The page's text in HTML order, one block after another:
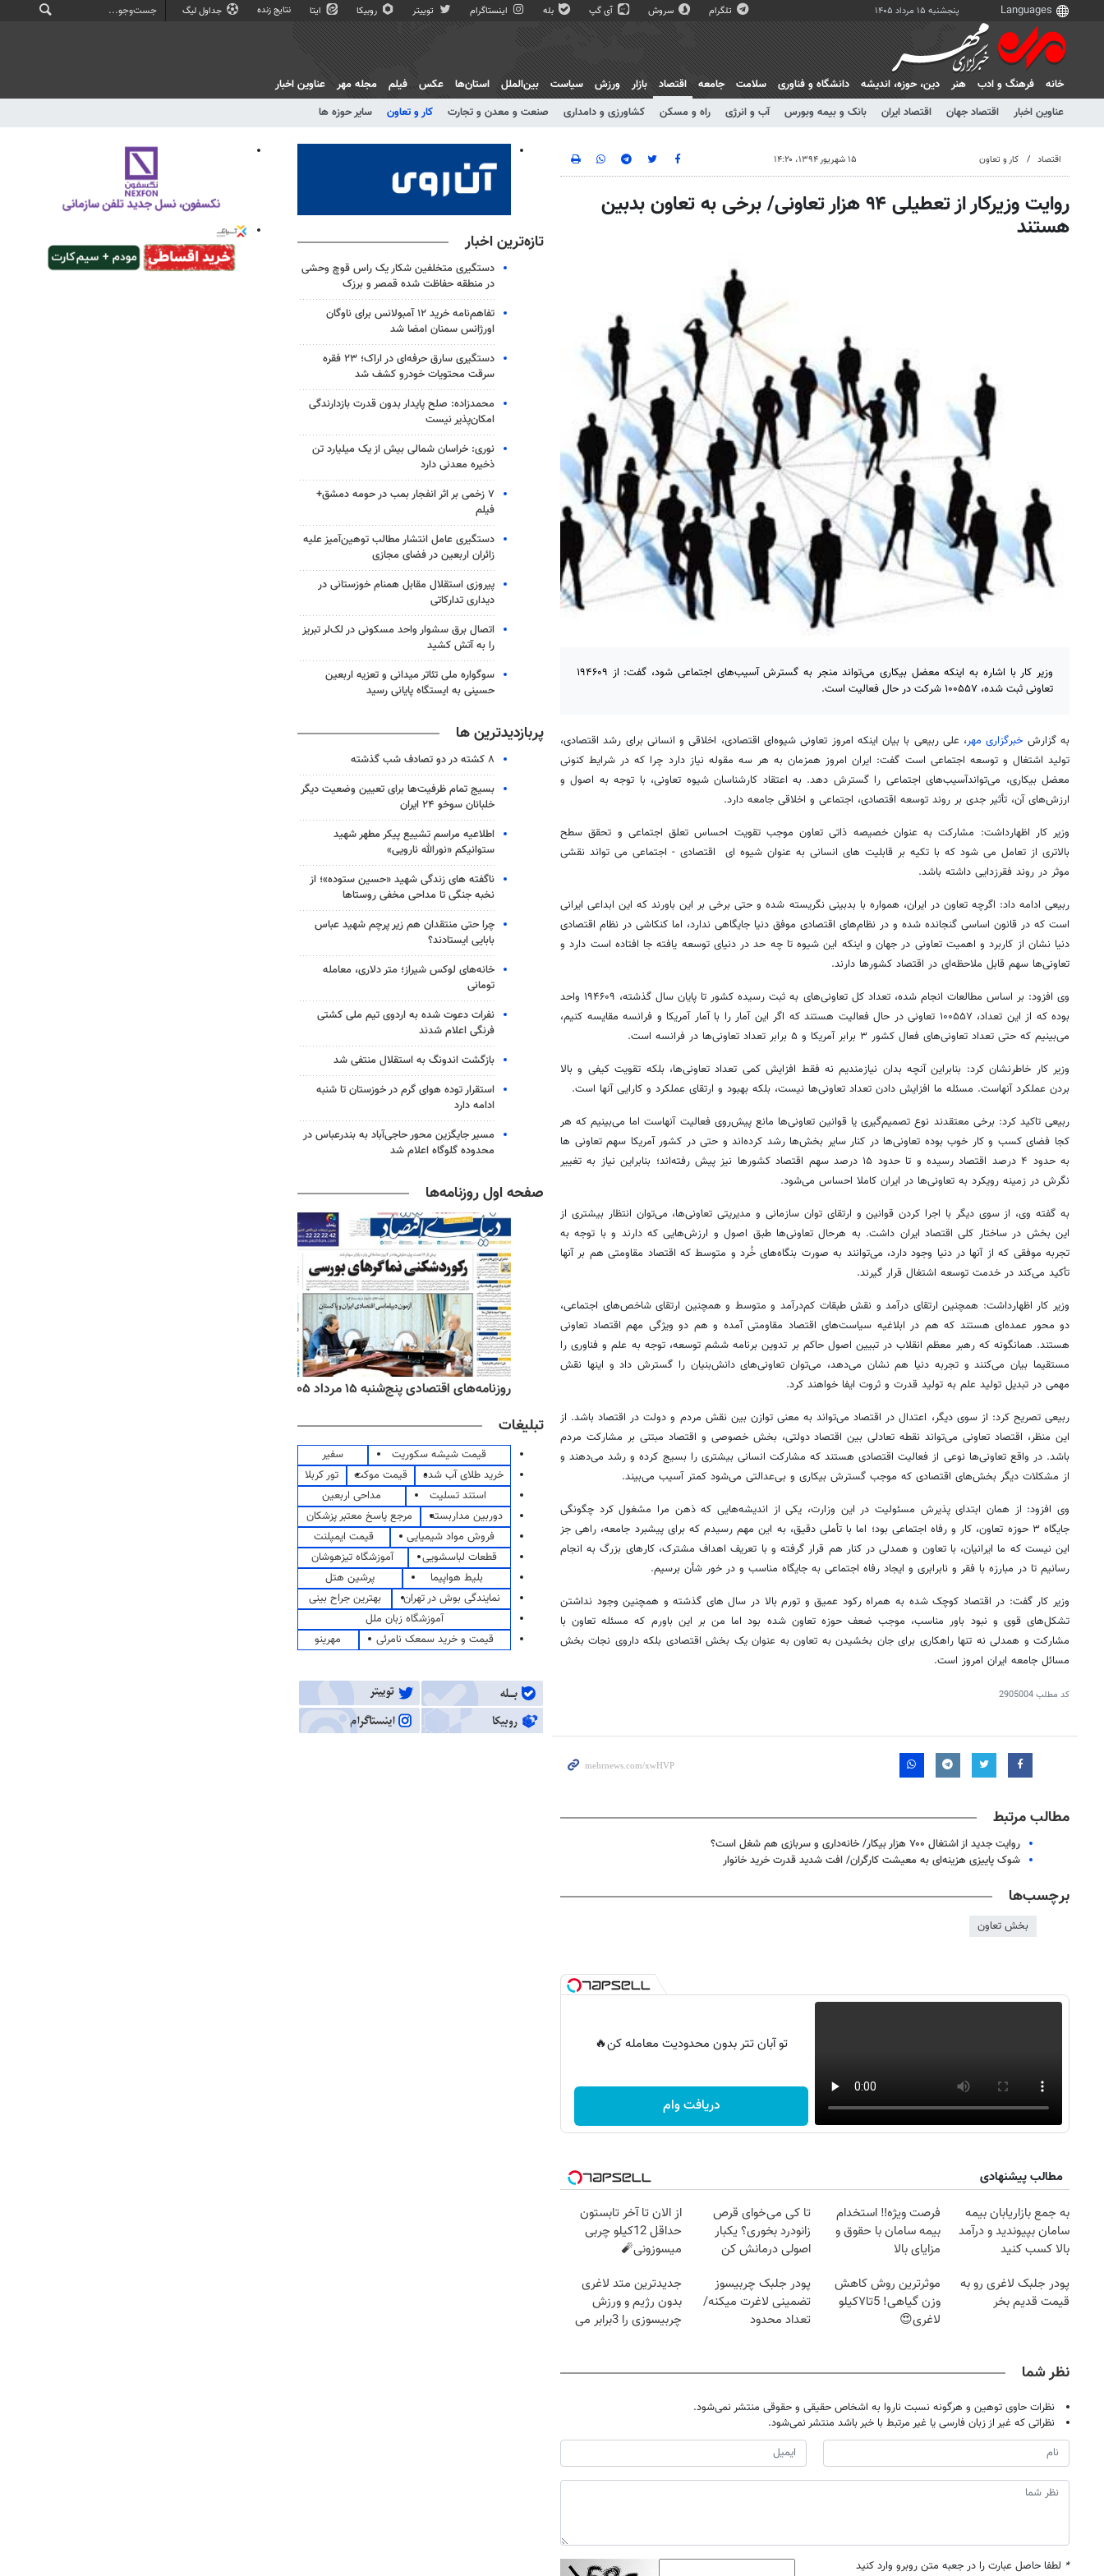
پنجشنبه ۱۵ مرداد ۱۴۰۵ تلگرام سروش آی گپ بله اینستاگرام توییتر روبیکا ایتا نتایج زنده جداول لیگ
خانه فرهنگ و ادب هنر دين، حوزه، انديشه دانشگاه و فناوری سلامت جامعه
اقتصاد
عناوین اخبار
اقتصاد جهان اقتصاد ایران بانک و بیمه وبورس آب و انرژی راه و مسکن کشاورزی و دامداری صنعت و معدن و تجارت کار و تعاون سایر حوزه ها
بازار ورزش سیاست بین‌الملل استان‌ها عکس فیلم مجله مهر عناوین اخبار
اقتصاد کار و تعاون ۱۵ شهریور ۱۳۹۴، ۱۴:۲۰
روایت وزیرکار از تعطیلی ۹۴ هزار تعاونی/ برخی به تعاون بدبین
هستند
وزیر کار با اشاره به اینکه معضل بیکاری می‌تواند منجر به گسترش آسیب‌های اجتماعی شود، گفت: از ۱۹۴۶۰۹
تعاونی ثبت شده، ۱۰۰۵۵۷ شرکت در حال فعالیت است.
به گزارش خبرگزاری مهر، علی ربیعی با بیان اینکه امروز تعاونی شیوه‌ای اقتصادی، اخلاقی و انسانی برای رشد اقتصادی،
تولید اشتغال و توسعه اجتماعی است گفت: ایران امروز همزمان به هر سه مقوله نیاز دارد چرا که در شرایط کنونی
معضل بیکاری، می‌تواندآسیب‌های اجتماعی را گسترش دهد. به اعتقاد کارشناسان شیوه تعاونی، با توجه به اصول و
ارزش‌های آن، تأثیر جدی بر روند توسعه اقتصادی، اجتماعی و اخلاقی جامعه دارد.
وزیر کار اظهارداشت: مشارکت به عنوان خصیصه ذاتی تعاون موجب تقویت احساس تعلق اجتماعی و تحقق سطح
بالاتری از تعامل می شود که با تکیه بر قابلیت های انسانی به عنوان شیوه ای اقتصادی - اجتماعی می تواند نقشی
موثر در روند فقرزدایی داشته باشد.
ربیعی ادامه داد: اگرچه تعاون در ایران، همواره با بدبینی نگریسته شده و حتی برخی بر این باورند که این ابداعی ایرانی
است که در قانون اساسی گنجانده شده و در نظام‌های اقتصادی موفق دنیا جایگاهی ندارد، اما کنکاشی در نظام اقتصادی
دنیا نشان از کاربرد و اهمیت تعاونی در جهان و اینکه این شیوه تا چه حد در دنیای توسعه‌ یافته جا افتاده است دارد و
تعاونی‌ها سهم قابل ملاحظه‌ای در اقتصاد کشورها دارند.
وی افزود: بر اساس مطالعات انجام شده، تعداد کل تعاونی‌های به ثبت رسیده کشور تا پایان سال گذشته، ۱۹۴۶۰۹ واحد
بوده که از این تعداد، ۱۰۰۵۵۷ تعاونی در حال فعالیت هستند که اگر این آمار را با آمار آمریکا و فرانسه مقایسه کنیم،
می‌بینیم که حتی تعداد تعاونی‌های فعال کشور ۳ برابر آمریکا و ۵ برابر تعداد تعاونی‌ها در فرانسه است.
وزیر کار خاطرنشان کرد: بنابراین آنچه بدان نیازمندیم نه فقط افزایش کمی تعداد تعاونی‌ها، بلکه تقویت کیفی و بالا
بردن عملکرد آنهاست. مسئله ما افزایش دادن تعداد تعاونی‌ها نیست، بلکه بهبود و ارتقای عملکرد و کارایی آنها است.
ربیعی تاکید کرد: برخی معتقدند نوع تصمیم‌گیری یا قوانین تعاونی‌ها مانع پیش‌روی فعالیت آنهاست اما می‌بینیم که هر
کجا فضای کسب و کار خوب بوده تعاونی‌ها در کنار سایر بخش‌ها رشد کرده‌اند و حتی در کشور آمریکا سهم تعاونی ها
به حدود ۴ درصد اقتصاد رسیده و تا حدود ۱۵ درصد سهم اقتصاد کشورها نیز پیش رفته‌اند؛ بنابراین نیاز به تغییر
نگرش در زمینه رویکرد به تعاونی‌ها در ایران کاملا احساس می‌شود.
به گفته وی، از سوی دیگر با اجرا کردن قوانین و ارتقای توان سازمانی و مدیریتی تعاونی‌ها، می‌توان انتظار بیشتری از
این بخش در ساختار کلی اقتصاد ایران داشت. به هرحال تعاونی‌ها طبق اصول و ارزش‌هایی که دارند و با توجه به
تجربه موفقی که از آنها در دنیا وجود دارد، می‌توانند به صورت بنگاه‌های خُرد و متوسط که اقتصاد مقاومتی هم بر آنها
تأکید می‌کند در خدمت توسعه اشتغال قرار گیرند.
وزیر کار اظهارداشت: همچنین ارتقای درآمد و نقش طبقات کم‌درآمد و متوسط و همچنین ارتقای شاخص‌های اجتماعی،
دو محور عمده‌ای هستند که هم در ابلاغیه سیاست‌های اقتصاد مقاومتی آمده و هم دو ویژگی مهم اقتصاد تعاونی
هستند. همانگونه که رهبر معظم انقلاب در تبیین اصول حاکم بر تدوین برنامه ششم توسعه، توجه به علم و فناوری را
مستقیما بیان می‌کنند و تجربه دنیا هم نشان می‌دهد، می‌توان تعاونی‌های دانش‌بنیان را گسترش داد و اینها نقش
مهمی در تبدیل تولید علم به تولید قدرت و ثروت ایفا خواهند کرد.
ربیعی تصریح کرد: از سوی دیگر، اعتدال در اقتصاد می‌تواند به معنی توازن بین نقش مردم و دولت در اقتصاد باشد. از
این منظر، اقتصاد تعاونی می‌تواند نقطه تعادلی بین اقتصاد دولتی، بخش خصوصی و اقتصاد مبتنی بر مشارکت مردم
باشد. در واقع تعاونی‌ها نوعی از فعالیت اقتصادی هستند که مشارکت انسانی بیشتری را بسیج کرده و رشد می‌دهند و
از مشکلات دیگر بخش‌های اقتصادی که موجب گسترش بیکاری و بی‌عدالتی می‌شود کمتر آسیب می‌بیند.
وی افزود: از همان ابتدای پذیرش مسئولیت در این وزارت، یکی از اندیشه‌هایی که ذهن مرا مشغول کرد چگونگی
جایگاه ۳ حوزه تعاون، کار و رفاه اجتماعی بود؛ اما با تأملی دقیق، به این مهم رسیدم که برای پیشبرد جامعه، راهی جز
این نیست که ما ایرانیان، با تعاون و همدلی در کنار هم قرار گرفته و با تعریف اهداف مشترک، کارهای بزرگ به انجام
رسانیم تا در مبارزه با فقر و نابرابری و ایجاد رفاه اجتماعی به جایگاه مناسب و در خور ‌شأن برسیم.
وزیر کار گفت: در اقتصاد کوچک شده به همراه رکود عمیق و تورم بالا در سال های گذشته و همچنین وجود نداشتن
تشکل‌های قوی و نبود باور مناسب، موجب ضعف حوزه تعاون شده بود اما من بر این باورم که مسئله تعاون با
مشارکت و همدلی نه تنها راهکاری برای جان بخشیدن به تعاون به عنوان یک بخش اقتصادی بلکه داروی نجات بخش
مسائل جامعه ایران امروز است.
کد مطلب2905004
مطالب مرتبط
روایت جدید از اشتغال ۷۰۰ هزار بیکار/ خانه‌داری و سربازی هم شغل است؟
شوک پاییزی هزینه‌ای به معیشت کارگران/ افت شدید قدرت خرید خانوار
برچسب‌ها
بخش تعاون
تو آبان تتر بدون محدودیت معامله کن🔥
دریافت وام
مطالب پیشنهادی
به جمع بازاریابان بیمه
سامان بپیوندید و درآمد
بالا کسب کنید
فرصت ویژه‼️ استخدام
بیمه سامان با حقوق و
مزایای بالا
تا کی می‌خوای قرص
زانودرد بخوری؟ یکبار
اصولی درمانش کن
از الان تا آخر تابستون
حداقل 12کیلو چربی
میسوزونی🧨
پودر جلبک لاغری رو به
قیمت قدیم بخر
موثرترین روش کاهش
وزن گیاهی! 5تا۷کیلو
لاغری😍
پودر جلبک چربیسوز
تضمینی لاغرت میکنه/
تعداد محدود
جدیدترین متد لاغری
بدون رژیم و ورزش
چربیسوزی را 3برابر می
نظر شما
نظرات حاوی توهین و هرگونه نسبت ناروا به اشخاص حقیقی و حقوقی منتشر نمی‌شود.
نظراتی که غیر از زبان فارسی یا غیر مرتبط با خبر باشد منتشر نمی‌شود.
* لطفا حاصل عبارت را در جعبه متن روبرو وارد کنید
تازه‌ترین اخبار
دستگیری متخلفین شکار یک راس قوچ وحشی
در منطقه حفاظت شده قمصر و برزک
تفاهم‌نامه خرید ۱۲ آمبولانس برای ناوگان
اورژانس سمنان امضا شد
دستگیری سارق حرفه‌ای در اراک؛ ۲۳ فقره
سرقت محتویات خودرو کشف شد
محمدزاده: صلح پایدار بدون قدرت بازدارندگی
امکان‌پذیر نیست
نوری: خراسان شمالی بیش از یک میلیارد تن
ذخیره معدنی دارد
۷ زخمی بر اثر انفجار بمب در حومه دمشق+
فیلم
دستگیری عامل انتشار مطالب توهین‌آمیز علیه
زائران اربعین در فضای مجازی
پیروزی استقلال مقابل همنام خوزستانی در
دیداری تدارکاتی
اتصال برق سشوار واحد مسکونی در لک‌لر تبریز
را به آتش کشید
سوگواره ملی تئاتر میدانی و تعزیه اربعین
حسینی به ایستگاه پایانی رسید
پربازدیدترین ها
۸ کشته در دو تصادف شب گذشته
بسیج تمام ظرفیت‌ها برای تعیین وضعیت دیگر
خلبانان سوخو ۲۴ ایران
اطلاعیه مراسم تشییع پیکر مطهر شهید
ستوانیکم «نورالله نارویی»
ناگفته های زندگی شهید «حسین ستوده»؛ از
نخبه جنگی تا مداحی مخفی روستاها
چرا حتی منتقدان هم زیر پرچم شهید عباس
بابایی ایستادند؟
خانه‌های لوکس شیراز؛ متر دلاری، معامله
تومانی
نفرات دعوت شده به اردوی تیم ملی کشتی
فرنگی اعلام شدند
بازگشت اندونگ به استقلال منتفی شد
استقرار توده هوای گرم در خوزستان تا شنبه
ادامه دارد
مسیر جایگزین محور حاجی‌آباد به بندرعباس در
محدوده گلوگاه اعلام شد
صفحه اول روزنامه‌ها
روزنامه‌های اقتصادی چهارشنبه ۱۴ مرداد ۱۴۰۵ روزنامه‌های اقتصادی پنج‌شنبه ۱۵ مرداد ۱۴۰۵
تبلیغات
قیمت شیشه سکوریت
سفیر
خرید طلای آب شده
قیمت موکت
تور کربلا
استند تسلیت
مداحی اربعین
دوربین مداربسته
مرجع پاسخ معتبر پزشکان
فروش مواد شیمیایی
قیمت ایمپلنت
قطعات لباسشویی
آموزشگاه تیزهوشان
بلیط هواپیما
پرشین هتل
نمایندگی بوش در تهران
بهترین جراح بینی
آموزشگاه زبان ملل
قیمت و خرید سمعک نامرئی
مهرینو